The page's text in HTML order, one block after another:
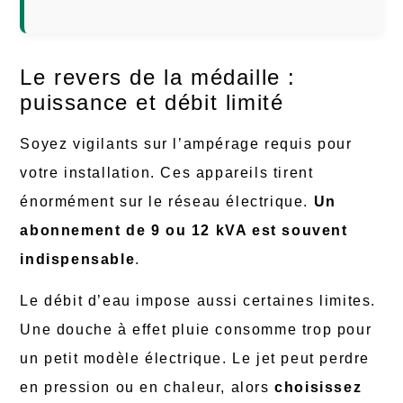
Le revers de la médaille :
puissance et débit limité
Soyez vigilants sur l’ampérage requis pour
votre installation. Ces appareils tirent
énormément sur le réseau électrique. Un
abonnement de 9 ou 12 kVA est souvent
indispensable.
Le débit d’eau impose aussi certaines limites.
Une douche à effet pluie consomme trop pour
un petit modèle électrique. Le jet peut perdre
en pression ou en chaleur, alorschoisissez